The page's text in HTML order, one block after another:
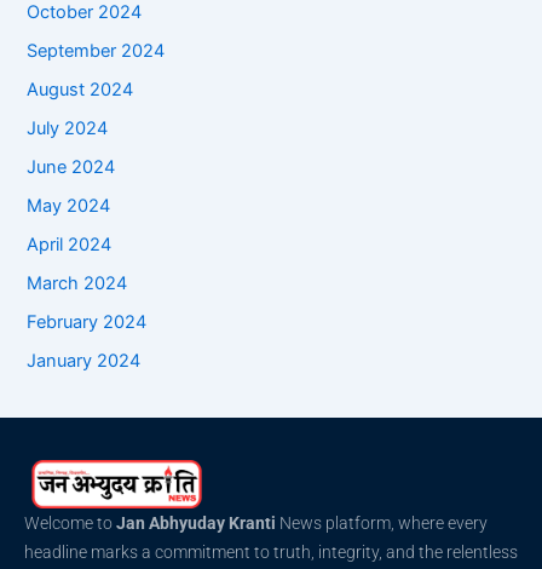
October 2024
September 2024
August 2024
July 2024
June 2024
May 2024
April 2024
March 2024
February 2024
January 2024
Welcome toJan Abhyuday Kranti News platform, where every
headline marks a commitment to truth, integrity, and the relentless